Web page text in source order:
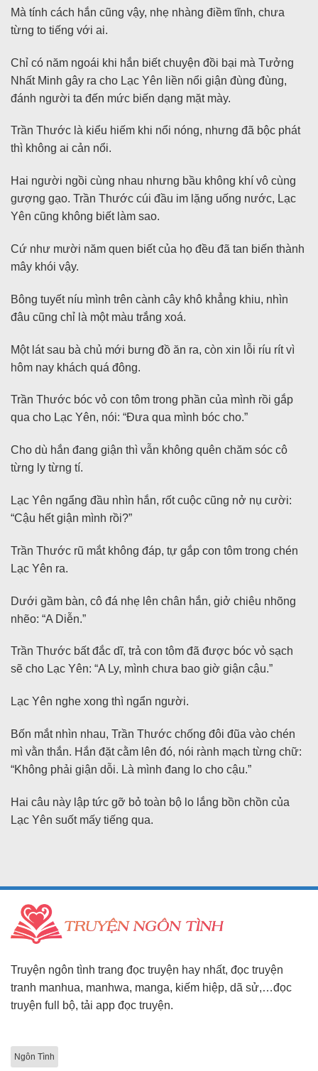
Mà tính cách hắn cũng vậy, nhẹ nhàng điềm tĩnh, chưa
từng to tiếng với ai.
Chỉ có năm ngoái khi hắn biết chuyện đồi bại mà Tưởng
Nhất Minh gây ra cho Lạc Yên liền nổi giận đùng đùng,
đánh người ta đến mức biến dạng mặt mày.
Trần Thước là kiểu hiếm khi nổi nóng, nhưng đã bộc phát
thì không ai cản nổi.
Hai người ngồi cùng nhau nhưng bầu không khí vô cùng
gượng gạo. Trần Thước cúi đầu im lặng uống nước, Lạc
Yên cũng không biết làm sao.
Cứ như mười năm quen biết của họ đều đã tan biến thành
mây khói vậy.
Bông tuyết níu mình trên cành cây khô khẳng khiu, nhìn
đâu cũng chỉ là một màu trắng xoá.
Một lát sau bà chủ mới bưng đồ ăn ra, còn xin lỗi ríu rít vì
hôm nay khách quá đông.
Trần Thước bóc vỏ con tôm trong phần của mình rồi gắp
qua cho Lạc Yên, nói: “Đưa qua mình bóc cho.”
Cho dù hắn đang giận thì vẫn không quên chăm sóc cô
từng ly từng tí.
Lạc Yên ngẩng đầu nhìn hắn, rốt cuộc cũng nở nụ cười:
“Cậu hết giận mình rồi?”
Trần Thước rũ mắt không đáp, tự gắp con tôm trong chén
Lạc Yên ra.
Dưới gầm bàn, cô đá nhẹ lên chân hắn, giở chiêu nhõng
nhẽo: “A Diễn.”
Trần Thước bất đắc dĩ, trả con tôm đã được bóc vỏ sạch
sẽ cho Lạc Yên: “A Ly, mình chưa bao giờ giận cậu.”
Lạc Yên nghe xong thì ngẩn người.
Bốn mắt nhìn nhau, Trần Thước chống đôi đũa vào chén
mì vằn thắn. Hắn đặt cằm lên đó, nói rành mạch từng chữ:
“Không phải giận dỗi. Là mình đang lo cho cậu.”
Hai câu này lập tức gỡ bỏ toàn bộ lo lắng bồn chồn của
Lạc Yên suốt mấy tiếng qua.
Truyện ngôn tình trang đọc truyện hay nhất, đọc truyện
tranh manhua, manhwa, manga, kiếm hiệp, dã sử,…đọc
truyện full bộ, tải app đọc truyện.
Ngôn Tình